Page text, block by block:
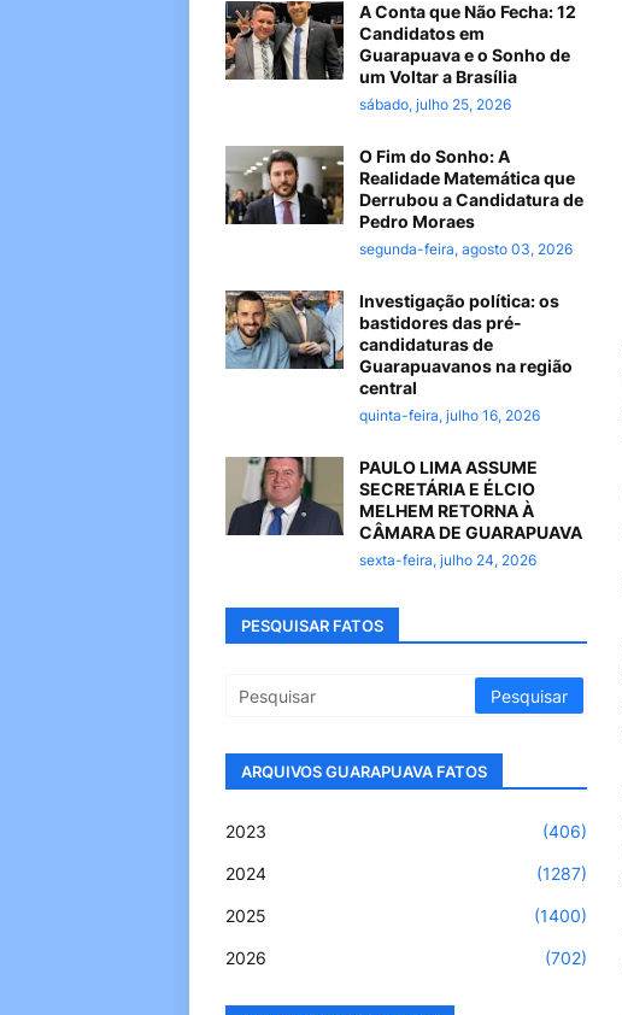
A Conta que Não Fecha: 12
Candidatos em
Guarapuava e o Sonho de
um Voltar a Brasília
sábado, julho 25, 2026
O Fim do Sonho: A
Realidade Matemática que
Derrubou a Candidatura de
Pedro Moraes
segunda-feira, agosto 03, 2026
Investigação política: os
bastidores das pré-
candidaturas de
Guarapuavanos na região
central
quinta-feira, julho 16, 2026
PAULO LIMA ASSUME
SECRETÁRIA E ÉLCIO
MELHEM RETORNA À
CÂMARA DE GUARAPUAVA
sexta-feira, julho 24, 2026
PESQUISAR FATOS
ARQUIVOS GUARAPUAVA FATOS
2023 (406)
2024 (1287)
2025 (1400)
2026 (702)